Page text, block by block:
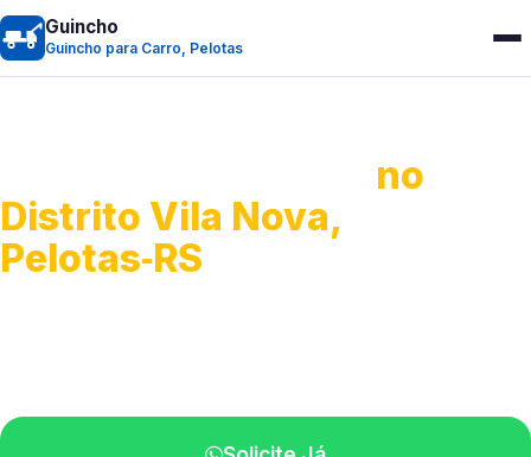
Guincho
Guincho para Carro, Pelotas
no
Distrito Vila Nova,
Pelotas‑RS